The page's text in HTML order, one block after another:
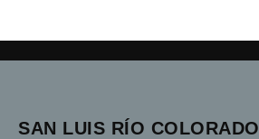
SAN LUIS RÍO COLORADO